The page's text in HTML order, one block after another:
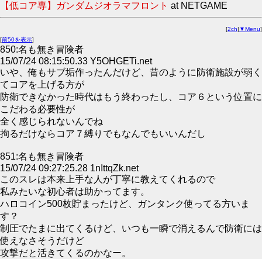
【低コア専】ガンダムジオラマフロント at NETGAME
[2ch| ▼Menu]
[前50を表示]
850:名も無き冒険者
15/07/24 08:15:50.33 Y5OHGETi.net
いや、俺もサブ垢作ったんだけど、昔のように防衛施設が弱く
てコアを上げる方が
防衛できなかった時代はもう終わったし、コア６という位置に
こだわる必要性が
全く感じられないんでね
拘るだけならコア７縛りでもなんでもいいんだし
851:名も無き冒険者
15/07/24 09:27:25.28 1nIttqZk.net
このスレは本来上手な人が丁寧に教えてくれるので
私みたいな初心者は助かってます。
ハロコイン500枚貯まったけど、ガンタンク使ってる方いま
す？
制圧でたまに出てくるけど、いつも一瞬で消えるんで防衛には
使えなさそうだけど
攻撃だと活きてくるのかなー。